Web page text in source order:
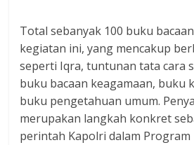
Total sebanyak 100 buku
kegiatan ini, yang mencakup
seperti Iqra, tuntunan tata cara
buku bacaan keagamaan, buku
buku pengetahuan umum.
merupakan langkah konkret
perintah Kapolri dalam Program